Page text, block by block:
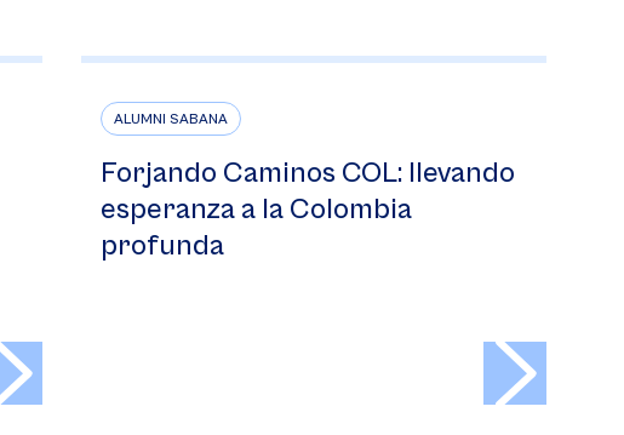
ALUMNI SABANA
Forjando Caminos COL: llevando
esperanza a la Colombia
profunda